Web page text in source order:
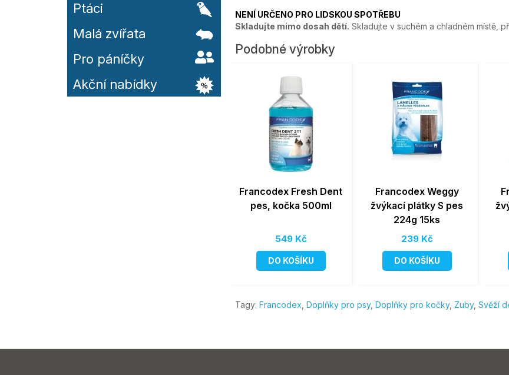
Ptáci
Malá zvířata
Pro páníčky
Akční nabídky
NENÍ URČENO PRO LIDSKOU SPOTŘEBU
Skladujte mimo dosah dětí. Skladujte v suchém a chladném místě,
Podobné výrobky
Francodex Fresh Dent
pes, kočka 500ml
549 Kč
DO KOŠÍKU
Francodex Weggy
žvýkací plátky S pes
224g 15ks
239 Kč
DO KOŠÍKU
Tagy: Francodex Doplňky pro psy, Doplňky pro kočky, Zuby, Svěží